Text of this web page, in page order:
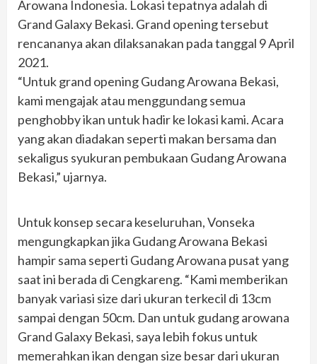
Arowana Indonesia. Lokasi tepatnya adalah di
Grand Galaxy Bekasi. Grand opening tersebut
rencananya akan dilaksanakan pada tanggal 9 April
2021.
“Untuk grand opening Gudang Arowana Bekasi,
kami mengajak atau menggundang semua
penghobby ikan untuk hadir ke lokasi kami. Acara
yang akan diadakan seperti makan bersama dan
sekaligus syukuran pembukaan Gudang Arowana
Bekasi,” ujarnya.
Untuk konsep secara keseluruhan, Vonseka
mengungkapkan jika Gudang Arowana Bekasi
hampir sama seperti Gudang Arowana pusat yang
saat ini berada di Cengkareng. “Kami memberikan
banyak variasi size dari ukuran terkecil di 13cm
sampai dengan 50cm. Dan untuk gudang arowana
Grand Galaxy Bekasi, saya lebih fokus untuk
memerahkan ikan dengan size besar dari ukuran